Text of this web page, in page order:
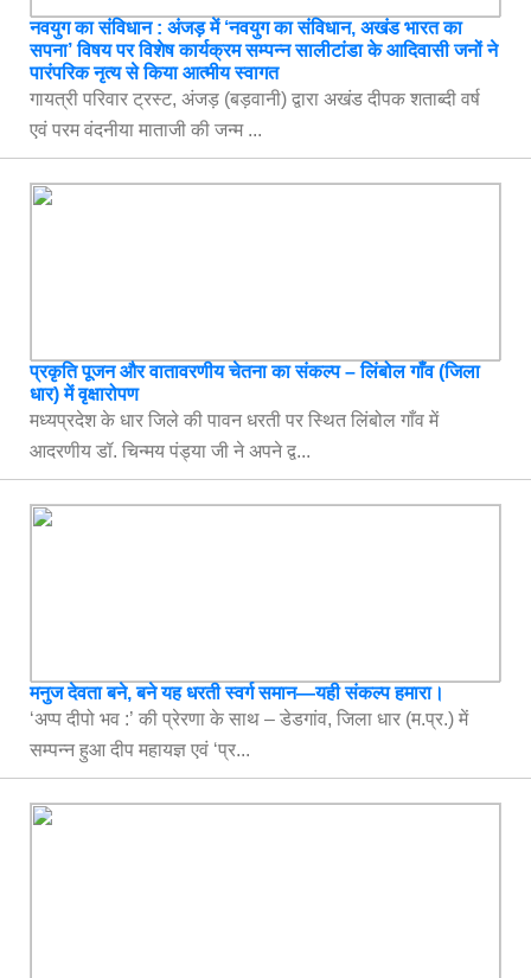
नवयुग का संविधान : अंजड़ में ‘नवयुग का संविधान, अखंड भारत का
सपना’ विषय पर विशेष कार्यक्रम सम्पन्न सालीटांडा के आदिवासी जनों ने
पारंपरिक नृत्य से किया आत्मीय स्वागत
गायत्री परिवार ट्रस्ट, अंजड़ (बड़वानी) द्वारा अखंड दीपक शताब्दी वर्ष
एवं परम वंदनीया माताजी की जन्म ...
प्रकृति पूजन और वातावरणीय चेतना का संकल्प – लिंबोल गाँव (जिला
धार) में वृक्षारोपण
मध्यप्रदेश के धार जिले की पावन धरती पर स्थित लिंबोल गाँव में
आदरणीय डॉ. चिन्मय पंड्या जी ने अपने द्व...
मनुज देवता बने, बने यह धरती स्वर्ग समान—यही संकल्प हमारा।
‘अप्प दीपो भव :’ की प्रेरणा के साथ – डेडगांव, जिला धार (म.प्र.) में
सम्पन्न हुआ दीप महायज्ञ एवं ‘प्र...